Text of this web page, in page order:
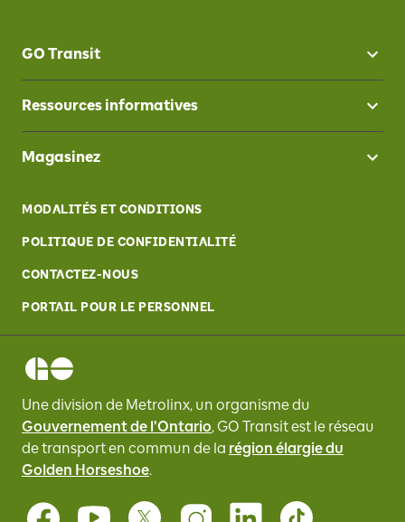
GO Transit
Ressources informatives
Magasinez
MODALITÉS ET CONDITIONS
POLITIQUE DE CONFIDENTIALITÉ
CONTACTEZ-NOUS
PORTAIL POUR LE PERSONNEL
Une division de Metrolinx, un organisme du
Gouvernement de l'Ontario, GO Transitest le réseau
de transport en commun de la région élargie du
Golden Horseshoe.